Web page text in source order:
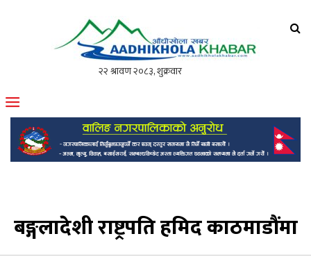
मोफसलकै लोकप्रिय अनलाइन पत्रिका
बङ्गलादेशी राष्ट्रपति हमिद काठमाडौंमा